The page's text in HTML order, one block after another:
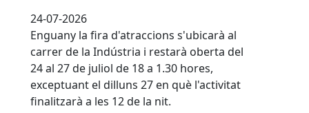
24-07-2026
Enguany la fira d'atraccions s'ubicarà al
carrer de la Indústria i restarà oberta del
24 al 27 de juliol de 18 a 1.30 hores,
exceptuant el dilluns 27 en què l'activitat
finalitzarà a les 12 de la nit.